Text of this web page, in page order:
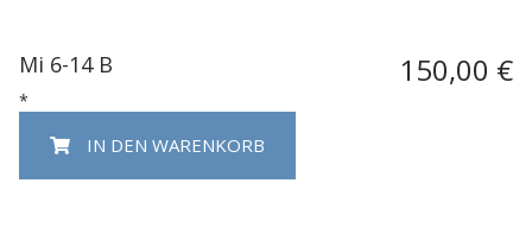
Mi 6-14 B 150,00 €
*
IN DEN WARENKORB